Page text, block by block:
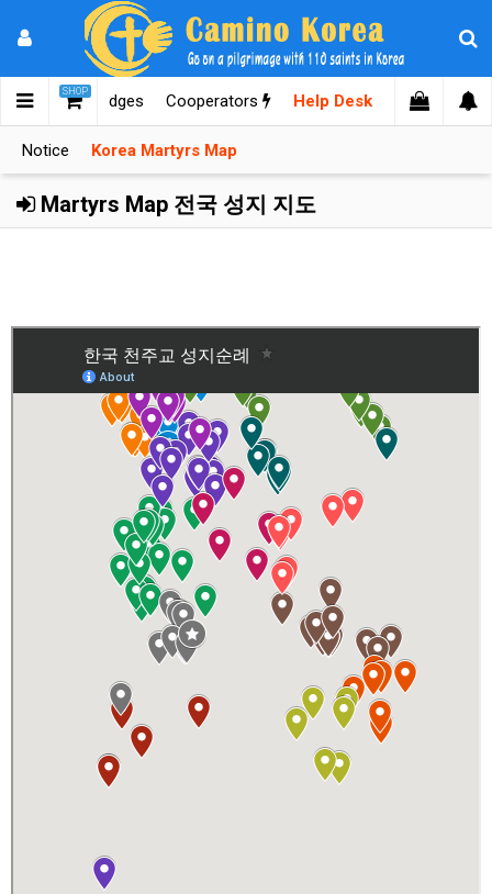
SHOP
Knowledges Cooperators Help Desk
Notice Korea Martyrs Map
Martyrs Map 전국 성지 지도